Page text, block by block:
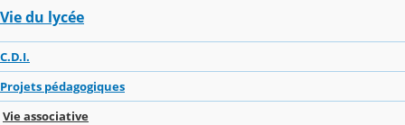
Vie du lycée
C.D.I.
Projets pédagogiques
Vie associative